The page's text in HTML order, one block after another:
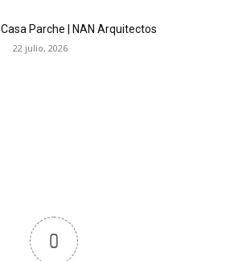
Casa Parche | NAN Arquitectos
22 julio, 2026
0